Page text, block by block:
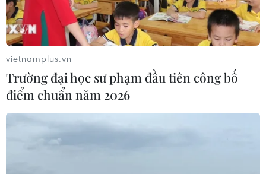
Chăm lo lâu dài cho
nạn nhân, gia đình nạn nhân chất
độc da cam/dioxin
09/08/2026 23:50
65 năm: Từ thảm họa đến
da cam
vietnamplus.vn
Trường đại học sư phạm đầu tiên công bố
điểm chuẩn năm 2026